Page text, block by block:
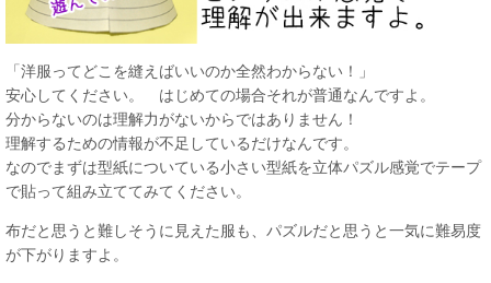
「洋服ってどこを縫えばいいのか全然わからない！」
安心してください。 はじめての場合それが普通なんですよ。
分からないのは理解力がないからではありません！
理解するための情報が不足しているだけなんです。
なのでまずは型紙についている小さい型紙を立体パズル感覚でテープ
で貼って組み立ててみてください。
布だと思うと難しそうに見えた服も、パズルだと思うと一気に難易度
が下がりますよ。